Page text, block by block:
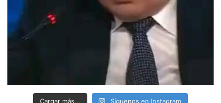
Cargar más... Síguenos en Instagram